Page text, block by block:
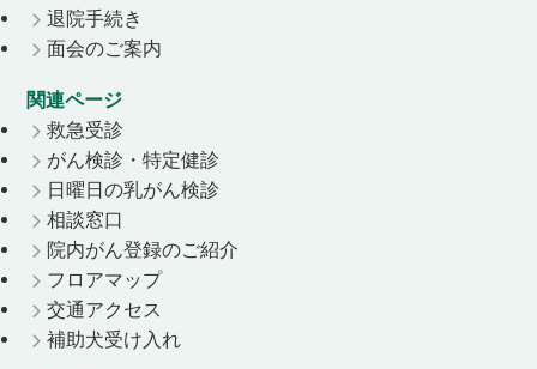
退院手続き
面会のご案内
関連ページ
救急受診
がん検診・特定健診
日曜日の乳がん検診
相談窓口
院内がん登録のご紹介
フロアマップ
交通アクセス
補助犬受け入れ